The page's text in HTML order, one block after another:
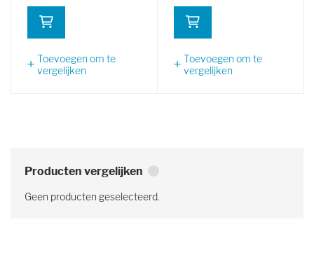
Toevoegen om te
vergelijken
Toevoegen om te
vergelijken
Producten vergelijken
Geen producten geselecteerd.